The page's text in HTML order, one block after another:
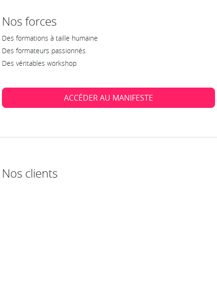
Nos forces
Des formations à taille humaine
Des formateurs passionnés
Des véritables workshop
ACCÉDER AU MANIFESTE
Nos clients